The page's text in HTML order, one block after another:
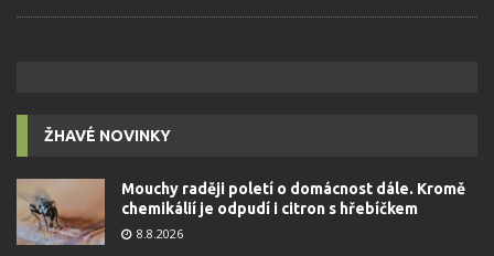
ŽHAVÉ NOVINKY
Mouchy raději poletí o domácnost dále. Kromě
chemikálií je odpudí i citron s hřebíčkem
8.8.2026